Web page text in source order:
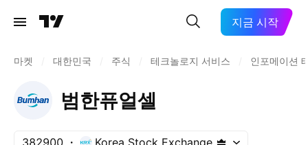
지금 시작
마켓 대한민국 주식 테크놀로지 서비스 인포메이션
범한퓨얼셀
382900 Korea Stock Exchange